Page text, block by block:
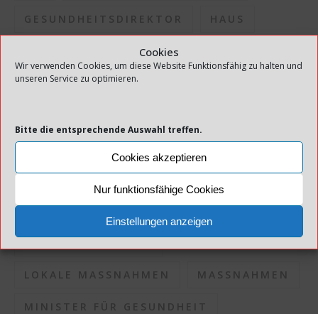
Cookies
Wir verwenden Cookies, um diese Website Funktionsfähig zu halten und
unseren Service zu optimieren.
Bitte die entsprechende Auswahl treffen.
Cookies akzeptieren
Nur funktionsfähige Cookies
Einstellungen anzeigen
GESUNDHEITSDIREKTOR HAUS
INFEKTIONSAUSBRUCH
INFEKTIONSDRUCK
INFEKTIONSRISIKO
KORONAPANDEMIE
LOKALE MASSNAHMEN MASSNAHMEN
MINISTER FÜR GESUNDHEIT